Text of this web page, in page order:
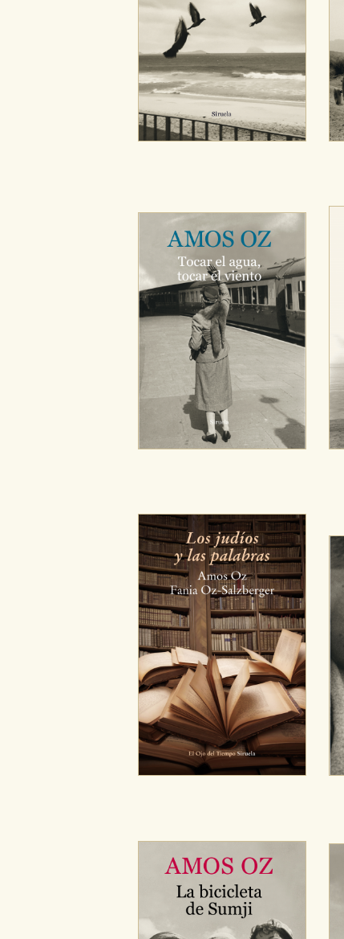
CONFIGURACIÓN DE
Cookies necesarias
Estas cookies son
hacerlo desde el
Cookies de rendimiento y
Estas cookies se utilizan
configuraciones de
tanto, es anónima.
Cookies de publicidad y
Estas cookies son
otros sitios. No
dispositivo de internet.
GUARDAR